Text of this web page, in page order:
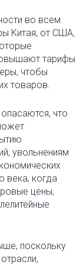
во всем
Китая, от США,
тарифы
чтобы
товаров.
что
увольнениям
века, когда
цены,
поскольку